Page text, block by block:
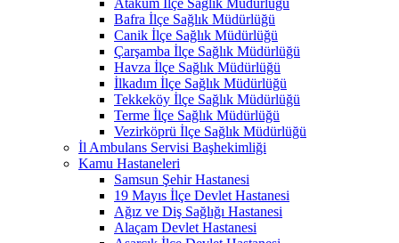
Bafra İlçe Sağlık Müdürlüğü
Canik İlçe Sağlık Müdürlüğü
Çarşamba İlçe Sağlık Müdürlüğü
Havza İlçe Sağlık Müdürlüğü
İlkadım İlçe Sağlık Müdürlüğü
Tekkeköy İlçe Sağlık Müdürlüğü
Terme İlçe Sağlık Müdürlüğü
Vezirköprü İlçe Sağlık Müdürlüğü
İl Ambulans Servisi Başhekimliği
Kamu Hastaneleri
Samsun Şehir Hastanesi
19 Mayıs İlçe Devlet Hastanesi
Ağız ve Diş Sağlığı Hastanesi
Alaçam Devlet Hastanesi